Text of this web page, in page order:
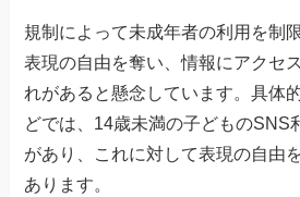
規制によって未成年者の利用を制
表現の自由を奪い、情報にアクセ
れがあると懸念しています。具体
どでは、14歳未満の子どものSNS
があり、これに対して表現の自由
あります。